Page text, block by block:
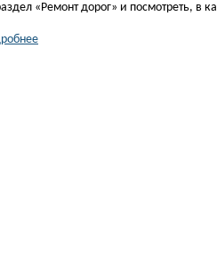
«Ремонт дорог» и посмотреть, в